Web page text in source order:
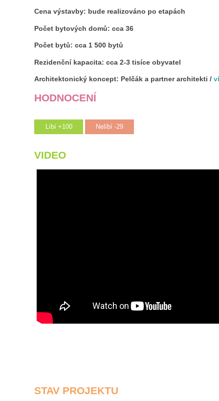
Cena výstavby: bude realizováno po etapách
Počet bytových domů: cca 36
Počet bytů: cca 1 500 bytů
Rezidenční kapacita: cca 2-3 tisíce obyvatel
Architektonický koncept: Pelčák a partner architekti /
HODNOCENÍ
Líbí +100 Nelíbí -29
VIDEO
STAV PROJEKTU